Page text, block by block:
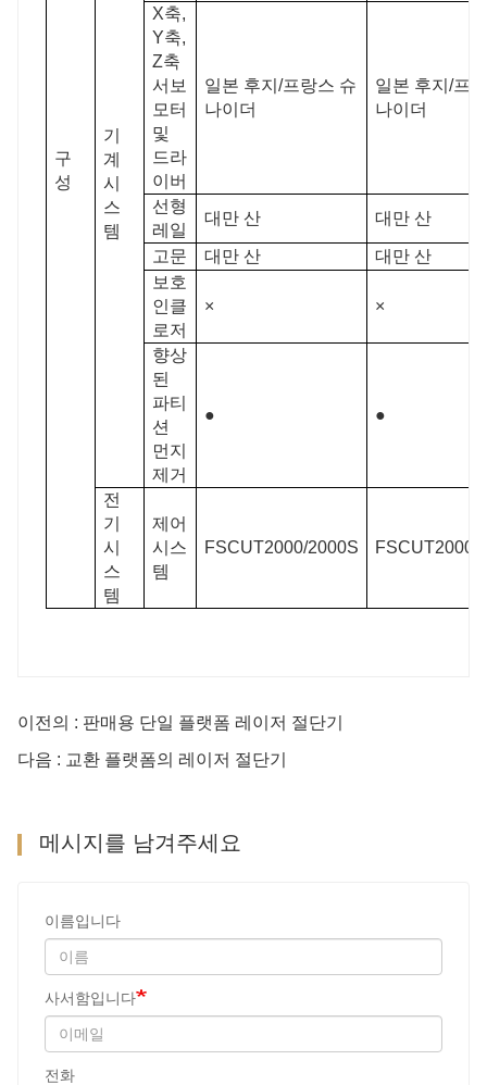
구
성
기
계
시
스
템
X축,
Y축,
Z축
서보
모터
및
드라
이버
일본 후지/프랑스 슈
나이더
일본 후지/프
나이더
선형
레일
대만 산 대만 산
고문 대만 산
대만 산
보호
인클
로저
× ×
향상
된
파티
션
먼지
제거
● ●
전
기
시
스
템
제어
시스
템
FSCUT2000/2000S FSCUT2000/
이전의 : 판매용 단일 플랫폼 레이저 절단기
다음 : 교환 플랫폼의 레이저 절단기
메시지를 남겨주세요
이름입니다
사서함입니다
전화